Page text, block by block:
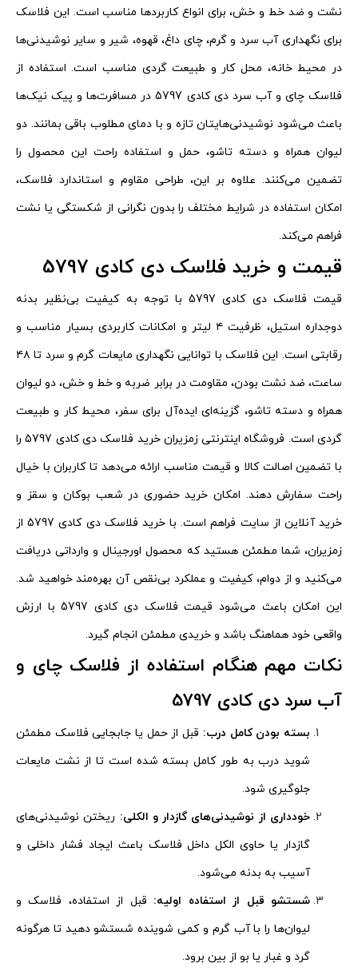
نشت و ضد خط و خش، برای انواع کاربردها مناسب است. این فلاسک
برای نگهداری آب سرد و گرم، چای داغ، قهوه، شیر و سایر نوشیدنی‌ها
در محیط خانه، محل کار و طبیعت گردی مناسب است. استفاده از
فلاسک چای و آب سرد دی کادی 5797 در مسافرت‌ها و پیک نیک‌ها
باعث می‌شود نوشیدنی‌هایتان تازه و با دمای مطلوب باقی بمانند. دو
لیوان همراه و دسته تاشو، حمل و استفاده راحت این محصول را
تضمین می‌کنند. علاوه بر این، طراحی مقاوم و استاندارد فلاسک،
امکان استفاده در شرایط مختلف را بدون نگرانی از شکستگی یا نشت
فراهم می‌کند.
قیمت و خرید فلاسک دی کادی 5797
قیمت فلاسک دی کادی 5797 با توجه به کیفیت بی‌نظیر بدنه
دوجداره استیل، ظرفیت ۴ لیتر و امکانات کاربردی بسیار مناسب و
رقابتی است. این فلاسک با توانایی نگهداری مایعات گرم و سرد تا ۴۸
ساعت، ضد نشت بودن، مقاومت در برابر ضربه و خط و خش، دو لیوان
همراه و دسته تاشو، گزینه‌ای ایده‌آل برای سفر، محیط کار و طبیعت
گردی است. فروشگاه اینترنتی زمزیران خرید فلاسک دی کادی 5797 را
با تضمین اصالت کالا و قیمت مناسب ارائه می‌دهد تا کاربران با خیال
راحت سفارش دهند. امکان خرید حضوری در شعب بوکان و سقز و
خرید آنلاین از سایت فراهم است. با خرید فلاسک دی کادی 5797 از
زمزیران، شما مطمئن هستید که محصول اورجینال و وارداتی دریافت
می‌کنید و از دوام، کیفیت و عملکرد بی‌نقص آن بهره‌مند خواهید شد.
این امکان باعث می‌شود قیمت فلاسک دی کادی 5797 با ارزش
واقعی خود هماهنگ باشد و خریدی مطمئن انجام گیرد.
نکات مهم هنگام استفاده از فلاسک چای و
آب سرد دی کادی 5797
بسته بودن کامل درب: قبل از حمل یا جابجایی فلاسک مطمئن
شوید درب به طور کامل بسته شده است تا از نشت مایعات
جلوگیری شود.
خودداری از نوشیدنی‌های گازدار و الکلی: ریختن نوشیدنی‌های
گازدار یا حاوی الکل داخل فلاسک باعث ایجاد فشار داخلی و
آسیب به بدنه می‌شود.
شستشو قبل از استفاده اولیه: قبل از استفاده، فلاسک و
لیوان‌ها را با آب گرم و کمی شوینده شستشو دهید تا هرگونه
گرد و غبار یا بو از بین برود.